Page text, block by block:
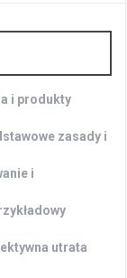
i produkty
zasady i
i
utrata